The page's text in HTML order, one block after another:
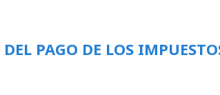
PAGO DE LOS